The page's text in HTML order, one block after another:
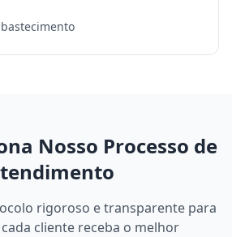
Nosso Processo de
rigoroso e transparente para
cliente receba o melhor